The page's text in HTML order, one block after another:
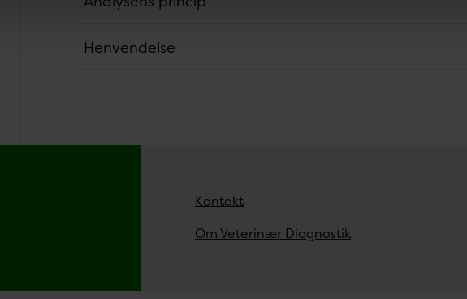
Henvendelse
Kontakt
Om Veterinær Diagnostik